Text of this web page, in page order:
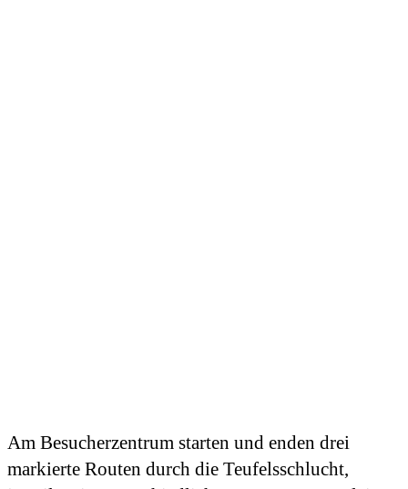
Am Besucherzentrum starten und enden drei
markierte Routen durch die Teufelsschlucht,